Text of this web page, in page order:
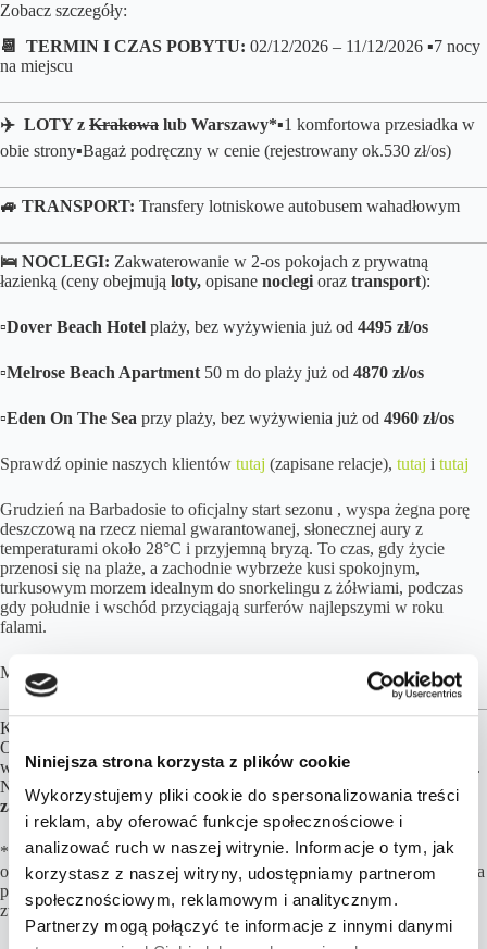
Niniejsza strona korzysta z plików cookie
Wykorzystujemy pliki cookie do spersonalizowania treści
i reklam, aby oferować funkcje społecznościowe i
analizować ruch w naszej witrynie. Informacje o tym, jak
korzystasz z naszej witryny, udostępniamy partnerom
społecznościowym, reklamowym i analitycznym.
Partnerzy mogą połączyć te informacje z innymi danymi
Zobacz szczegóły:
📆 TERMIN I CZAS POBYTU: 02/12/2026 – 11/12/2026 ▪️7 nocy
na miejscu
✈️ LOTY z Krakowa lub Warszawy*▪️1 komfortowa przesiadka w
obie strony▪️Bagaż podręczny w cenie (rejestrowany ok.530 zł/os)
🚙 TRANSPORT: Transfery lotniskowe autobusem wahadłowym
🛌 NOCLEGI: Zakwaterowanie w 2-os pokojach z prywatną
łazienką (ceny obejmują loty, opisane noclegi oraz transport):
▫️Dover Beach Hotel plaży, bez wyżywienia już od 4495 zł/os
▫️Melrose Beach Apartment 50 m do plaży już od 4870 zł/os
▫️Eden On The Sea przy plaży, bez wyżywienia już od 4960 zł/os
Sprawdź opinie naszych klientów tutaj (zapisane relacje), tutaj i tutaj
Grudzień na Barbadosie to oficjalny start sezonu , wyspa żegna porę
deszczową na rzecz niemal gwarantowanej, słonecznej aury z
temperaturami około 28°C i przyjemną bryzą. To czas, gdy życie
przenosi się na plaże, a zachodnie wybrzeże kusi spokojnym,
turkusowym morzem idealnym do snorkelingu z żółwiami, podczas
gdy południe i wschód przyciągają surferów najlepszymi w roku
falami.
Masz pytania? –
Kalkulacja cen opiera się przy założeniu 2 osób podróżujących.
Obiekty noclegowe, formy wyżywienia, transfery możemy dowolnie
wymieniać, aby jak najlepiej dopasować ofertę do Twoich preferencji.
Najważniejsze są loty,
za pozostałe elementy podróży możesz
zapłacić później, nawet do kilku dni przed wylotem!
*Na miejscu obowiązuje podatek turystyczny, do uregulowania w
obiekcie noclegowym.Niektóre hotele pobierają DEPOZYT (ustalona
przez hotel kwota na poczet ewentualnych zniszczeń, która zostanie
zwróconapo sprawdzeniu stanu obiektu).